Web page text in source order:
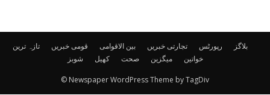
تازہ ترین قومی خبریں بین الاقوامی تجارتی خبریں رپورٹس
بلاگز
شوبز
کھیل صحت میگزین خواتین
© Newspaper WordPress Theme by TagDiv